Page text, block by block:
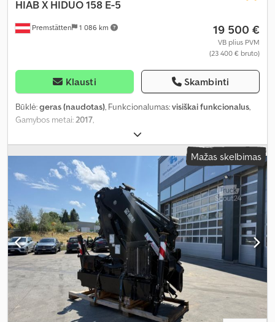
Premstätten 1 086 km
HIABX HIDUO 158 E-5
19 500 €
VB plius PVM
(23 400 € bruto)
Klausti Skambinti
Būklė:geras (naudotas), Funkcionalumas:visiškai funkcionalus,
Gamybos metai:2017,
Mažas skelbimas